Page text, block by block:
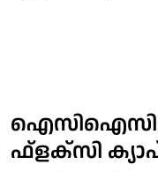
ഫ്‌ളക്‌സി